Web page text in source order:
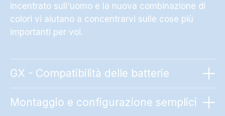
incentrato sull'uomo e la nuova combinazione di
colori vi aiutano a concentrarvi sulle cose più
importanti per voi.
GX - Compatibilità delle batterie
Montaggio e configurazione semplici